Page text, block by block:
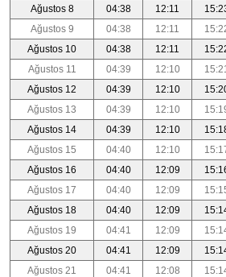
Ağustos 8
04:38 12:11
Ağustos 9
04:38 12:11
Ağustos 10
04:38 12:11
Ağustos 11
04:39 12:10 15:21
Ağustos 12
04:39 12:10
Ağustos 13
04:39 12:10
Ağustos 14
04:39 12:10
Ağustos 15
04:40 12:10
Ağustos 16
04:40 12:09
Ağustos 17
04:40 12:09
Ağustos 18
04:40 12:09
Ağustos 19
04:41 12:09
Ağustos 20
04:41 12:09
Ağustos 21
04:41 12:08